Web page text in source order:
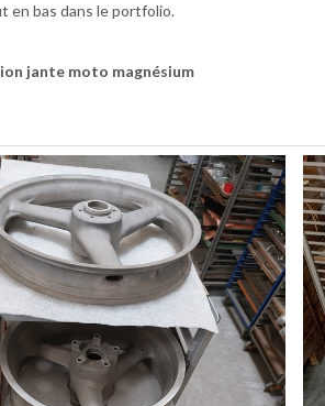
en bas dans le portfolio.
jante moto magnésium